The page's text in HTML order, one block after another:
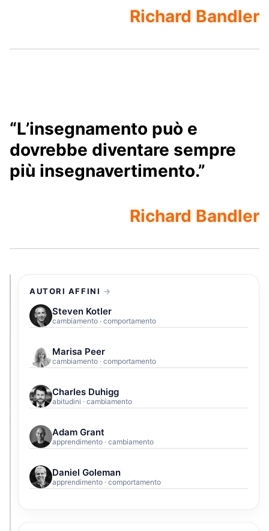
Richard Bandler
“L’insegnamento può e
dovrebbe diventare sempre
più insegnavertimento.”
Richard Bandler
AUTORI AFFINI
Steven Kotler
cambiamento · comportamento
Marisa Peer
cambiamento · comportamento
Charles Duhigg
abitudini · cambiamento
Adam Grant
apprendimento · cambiamento
Daniel Goleman
apprendimento · comportamento